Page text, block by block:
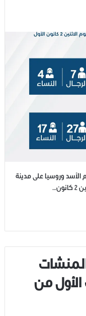
الأسد وروسيا على مدينة
من